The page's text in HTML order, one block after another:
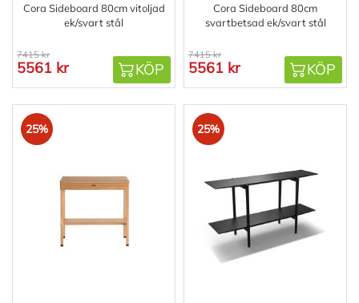
Cora Sideboard 80cm vitoljad
ek/svart stål
7415 kr
5561 kr KÖP
Cora Sideboard 80cm
svartbetsad ek/svart stål
7415 kr
5561 kr KÖP
25% 25%